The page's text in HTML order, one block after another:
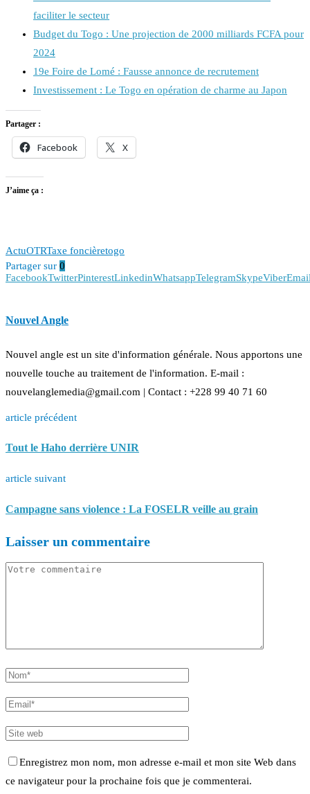
faciliter le secteur
Budget du Togo : Une projection de 2000 milliards FCFA pour
2024
19e Foire de Lomé : Fausse annonce de recrutement
Investissement : Le Togo en opération de charme au Japon
Partager :
Facebook X
J’aime ça :
ActuOTRTaxe foncièretogo
Partager sur 0
FacebookTwitterPinterestLinkedinWhatsappTelegramSkypeViber
Nouvel Angle
Nouvel angle est un site d'information générale. Nous apportons une
nouvelle touche au traitement de l'information. E-mail :
nouvelanglemedia@gmail.com | Contact : +228 99 40 71 60
article précédent
Tout le Haho derrière UNIR
article suivant
Campagne sans violence : La FOSELR veille au grain
Laisser un commentaire
Enregistrez mon nom, mon adresse e-mail et mon site Web dans
ce navigateur pour la prochaine fois que je commenterai.